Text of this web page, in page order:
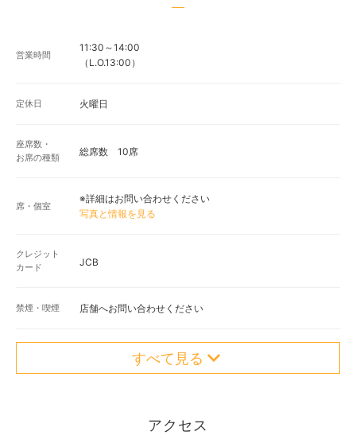
営業時間
11:30～14:00
（L.O.13:00）
定休日 火曜日
座席数・
お席の種類
総席数 10席
席・個室
※詳細はお問い合わせください
写真と情報を見る
クレジット
カード
JCB
禁煙・喫煙 店舗へお問い合わせください
すべて見る
アクセス